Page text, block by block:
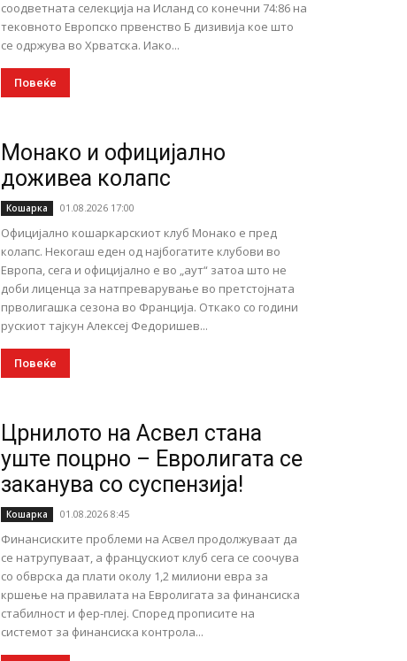
соодветната селекција на Исланд со конечни 74:86 на
тековното Европско првенство Б дизивија кое што
се одржува во Хрватска. Иако...
Повеќе
Монако и официјално
доживеа колапс
Кошарка 01.08.2026 17:00
Официјално кошаркарскиот клуб Монако е пред
колапс. Некогаш еден од најбогатите клубови во
Европа, сега и официјално е во „аут“ затоа што не
доби лиценца за натпреварување во претстојната
прволигашка сезона во Франција. Откако со години
рускиот тајкун Алексеј Федоришев...
Повеќе
Црнилото на Асвел стана
уште поцрно – Евролигата се
заканува со суспензија!
Кошарка 01.08.2026 8:45
Финансиските проблеми на Асвел продолжуваат да
се натрупуваат, а францускиот клуб сега се соочува
со обврска да плати околу 1,2 милиони евра за
кршење на правилата на Евролигата за финансиска
стабилност и фер-плеј. Според прописите на
системот за финансиска контрола...